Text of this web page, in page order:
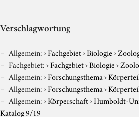
Verschlagwortung
Allgemein:›Fachgebiet›Biologie›
Fachgebiet:›Fachgebiet›Biologie›
Allgemein:›Forschungsthema›Körperteil
Allgemein:›Forschungsthema›Körperteil
Allgemein:›Körperschaft›Humboldt-
Katalog 9/19